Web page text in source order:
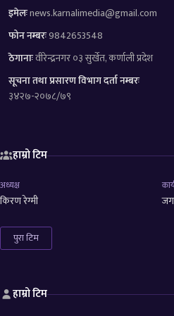
इमेलःnews.karnalimedia@gmail.com
फोन नम्बरः9842653548
ठेगानाःवीरेन्द्रनगर ०३ सुर्खेत, कर्णाली प्रदेश
सूचना तथा प्रसारण विभाग दर्ता नम्बरः
३४२७-२०७८/७९
हाम्रो टिम
अध्यक्ष
किरण रेग्मी
पुरा टिम
हाम्रो टिम